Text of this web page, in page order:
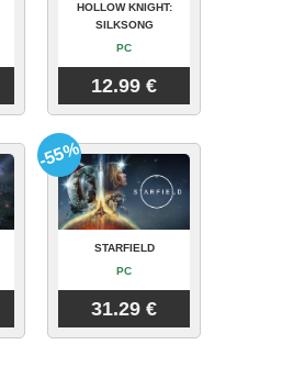
HOLLOW KNIGHT:
SILKSONG
PC
12.99 €
STARFIELD
PC
31.29 €
-55%